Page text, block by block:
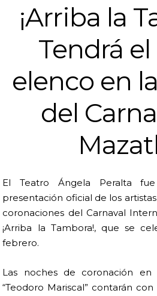
¡Arriba la
Tendrá
elenco en
del
El Teatro Ángela Peralta
presentación oficial de los
coronaciones del Carnaval
¡Arriba la Tambora!, que se
febrero.
Las noches de coronación
“Teodoro Mariscal” contarán